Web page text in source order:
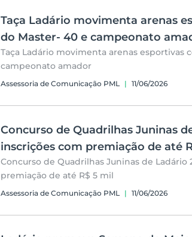
Taça Ladário movimenta arenas
do Master- 40 e campeonato
Taça Ladário movimenta arenas esportivas
campeonato amador
Assessoria de Comunicação PML | 11/06/2026
Concurso de Quadrilhas Juninas
inscrições com premiação de até
Concurso de Quadrilhas Juninas de Ladário
premiação de até R$ 5 mil
Assessoria de Comunicação PML | 11/06/2026